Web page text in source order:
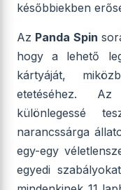
későbbiekben
Az Panda Spin
hogy a lehető
kártyáját,
etetéséhez.
különlegessé
narancssárga
egy-egy
egyedi